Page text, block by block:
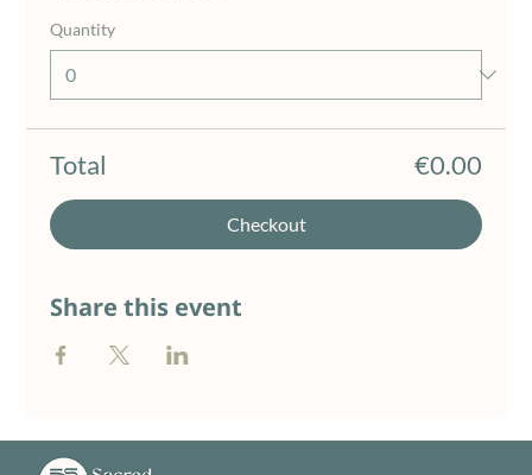
Quantity
Total €0.00
Checkout
Share this event